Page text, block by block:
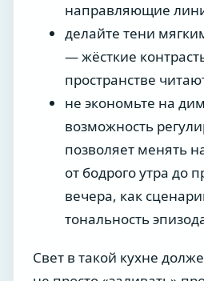
направляющие
делайте тени
— жёсткие
пространстве
не экономьте на
возможность
позволяет менять
от бодрого утра до
вечера, как
тональность
Свет в такой кухне